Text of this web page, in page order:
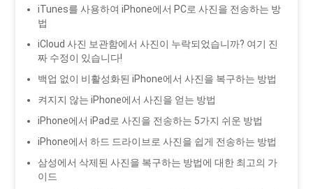
iTunes를 사용하여 iPhone에서 PC로 사진을 전송하는 방
법
iCloud 사진 보관함에서 사진이 누락되었습니까? 여기 진
짜 수정이 있습니다!
백업 없이 비활성화된 iPhone에서 사진을 복구하는 방법
켜지지 않는 iPhone에서 사진을 얻는 방법
iPhone에서 iPad로 사진을 전송하는 5가지 쉬운 방법
iPhone에서 하드 드라이브로 사진을 쉽게 전송하는 방법
삼성에서 삭제된 사진을 복구하는 방법에 대한 최고의 가
이드